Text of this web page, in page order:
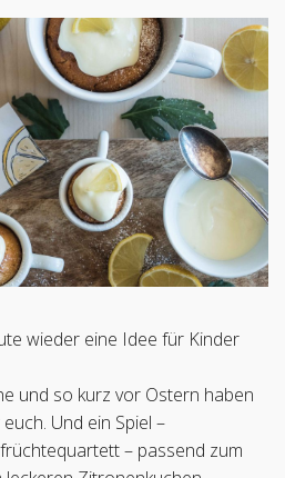
wieder eine Idee für Kinder
und so kurz vor Ostern haben
Und ein Spiel –
– passend zum